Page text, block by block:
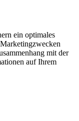
ein optimales
mit der
auf Ihrem